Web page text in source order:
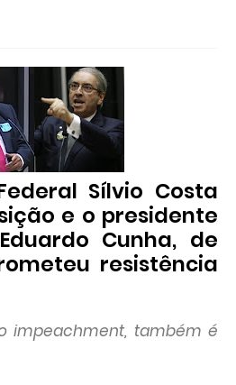
Sílvio Costa
e o presidente
Cunha, de
resistência
o impeachment, também é